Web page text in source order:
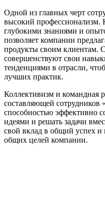
Одной из главных черт
высокий профессионализм.
глубокими знаниями и
позволяет компании
продукты своим клиентам.
совершенствуют свои
тенденциями в отрасли,
лучших практик.
Коллективизм и командная
составляющей
способностью эффективно
идеями и решать задачи
свой вклад в общий успех и
общих целей компании.